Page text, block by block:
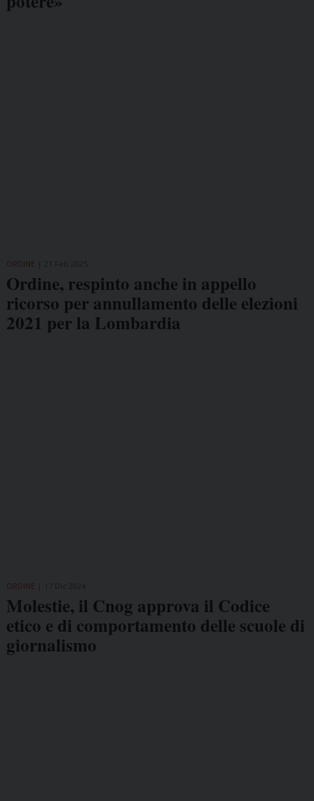
ORDINE
Ordine, respinto anche in appello
ricorso per annullamento delle elezioni
2021 per la Lombardia
ORDINE
Molestie, il Cnog approva il Codice
etico e di comportamento delle scuole di
giornalismo